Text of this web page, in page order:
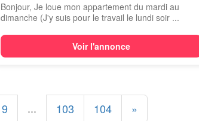
Bonjour, Je loue mon appartement du mardi au
dimanche (J'y suis pour le travail le lundi soir ...
Voir l'annonce
9 ... 103 104 »